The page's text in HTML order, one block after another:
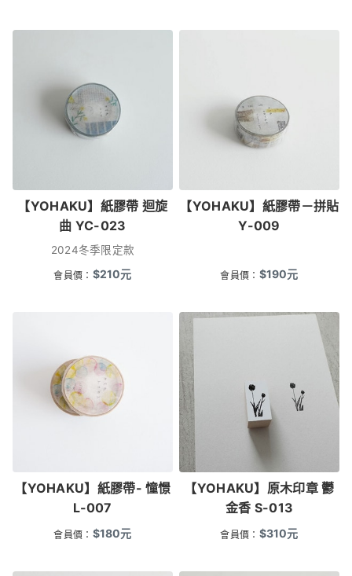
【YOHAKU】紙膠帶 迴旋
曲 YC-023
2024冬季限定款
會員價： $210元
【YOHAKU】紙膠帶－拼貼
Y-009
會員價： $190元
【YOHAKU】紙膠帶- 憧憬
L-007
會員價： $180元
【YOHAKU】原木印章 鬱
金香 S-013
會員價： $310元